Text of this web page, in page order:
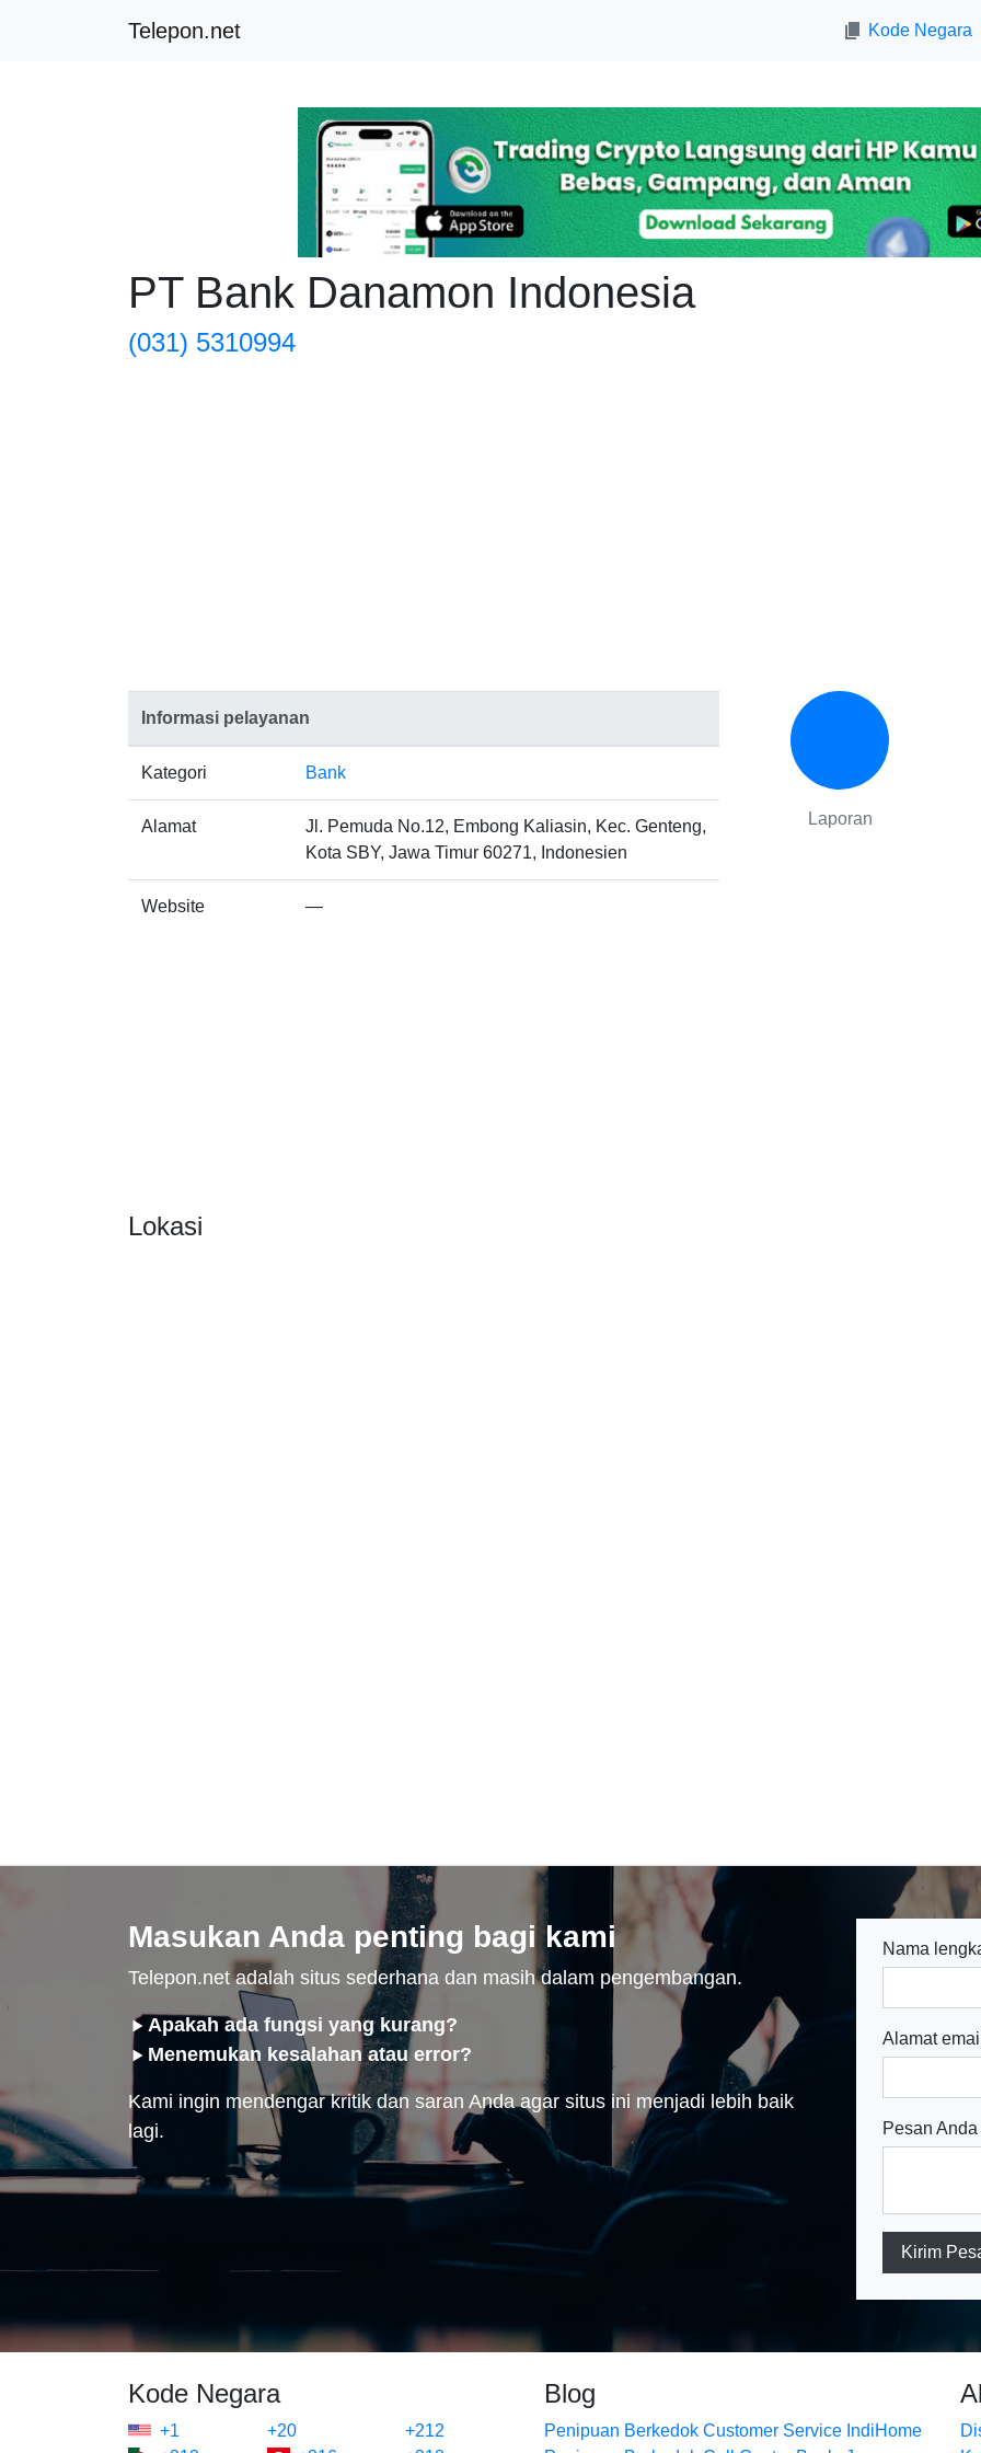
Telepon.net Kode Negara
PT Bank Danamon Indonesia
(031) 5310994
Informasi pelayanan
Kategori Bank
Alamat
Jl. Pemuda No.12, Embong Kaliasin, Kec. Genteng,
Kota SBY, Jawa Timur 60271, Indonesien
Website —
Laporan
Lokasi
Masukan Anda penting bagi kami
Telepon.net adalah situs sederhana dan masih dalam pengembangan.
Apakah ada fungsi yang kurang?
Menemukan kesalahan atau error?
Kami ingin mendengar kritik dan saran Anda agar situs ini menjadi lebih baik
lagi.
Nama
Alamat
Pesan Anda
Kirim
Kode Negara
+1 +20
+212
Blog
Penipuan Berkedok Customer Service IndiHome